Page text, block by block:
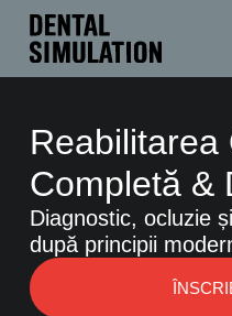
Reabilitarea
Completă &
Diagnostic, ocluzie
după principii